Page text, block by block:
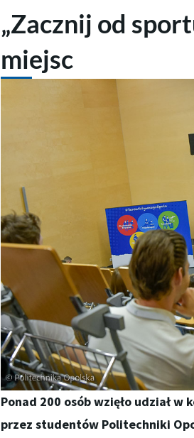
„Zacznij od
miejsc
Ponad 200 osób wzięło udział
przez studentów Politechniki